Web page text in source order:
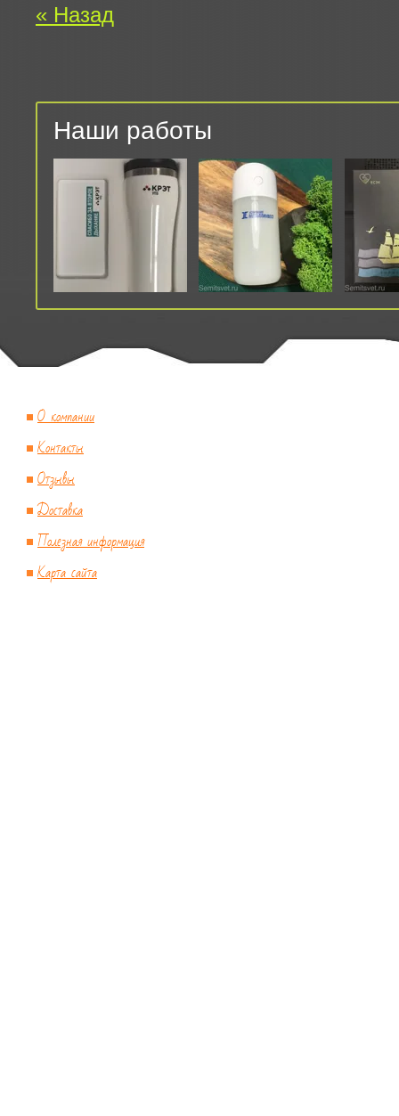
« Назад
Наши работы
О компании
Контакты
Отзывы
Доставка
Полезная информация
Карта сайта